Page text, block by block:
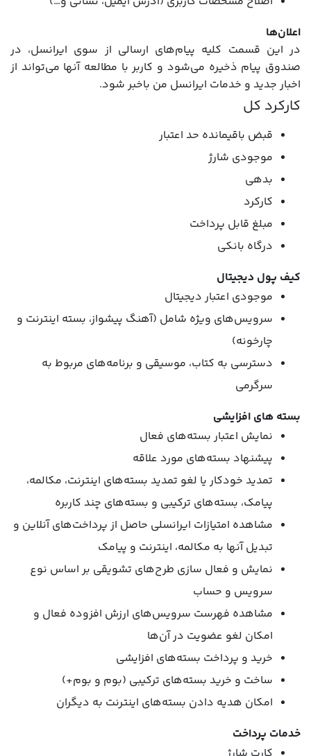
اعلان‌ها
در این قسمت کلیه پیام‌های ارسالی از سوی ایرانسل، در
صندوق پیام ذخیره می‌شود و کاربر با مطالعه آنها می‌تواند از
اخبار جدید و خدمات ایرانسل من باخبر شود.
کارکرد کل
قبض باقیمانده حد اعتبار
موجودی شارژ
بدهی
کارکرد
مبلغ قابل پرداخت
درگاه بانکی
کیف پول دیجیتال
موجودی اعتبار دیجیتال
سرویس‌های ویژه شامل (آهنگ پیشواز، بسته اینترنت و
چارخونه)
دسترسی به کتاب، موسیقی و برنامه‌های مربوط به
سرگرمی
بسته های افزایشی
نمایش اعتبار بسته‌های فعال
پیشنهاد بسته‌های مورد علاقه
تمدید خودکار یا لغو تمدید بسته‌های اینترنت، مکالمه،
پیامک، بسته‌های ترکیبی و بسته‌های چند کاربره
مشاهده امتیازات ایرانسلی حاصل از پرداخت‌های آنلاین و
تبدیل آنها به مکالمه، اینترنت و پیامک
نمایش و فعال سازی طرح‌های تشویقی بر اساس نوع
سرویس و حساب
مشاهده فهرست سرویس‌های ارزش افزوده فعال و
امکان لغو عضویت در آن‌ها
خرید و پرداخت بسته‌های افزایشی
ساخت و خرید بسته‌های ترکیبی (بوم و بوم+)
امکان هدیه دادن بسته‌های اینترنت به دیگران
خدمات پرداخت